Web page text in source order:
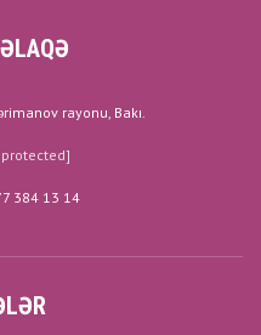
rayonu, Bakı.
384 13 14